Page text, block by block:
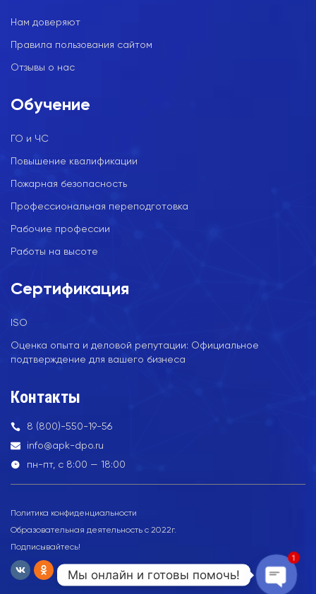
Нам доверяют
Правила пользования сайтом
Отзывы о нас
Обучение
ГО и ЧС
Повышение квалификации
Пожарная безопасность
Профессиональная переподготовка
Рабочие профессии
Работы на высоте
Сертификация
ISO
Оценка опыта и деловой репутации: Официальное
подтверждение для вашего бизнеса
Контакты
8 (800)-550-19-56
info@apk-dpo.ru
пн-пт, с 8:00 — 18:00
Политика конфиденциальности
Образовательная деятельность с 2022г.
Подписывайтесь!
Мы онлайн и готовы помочь!
1